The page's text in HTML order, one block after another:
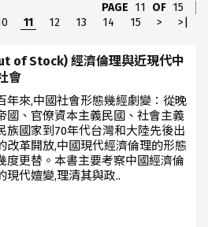
PAGE 11 OF 15
11 12 13 14 15 > >|
of Stock) 經濟倫理與近現代中
會
年來,中國社會形態幾經劇變：從晚
國、官僚資本主義民國、社會主義
族國家到70年代台灣和大陸先後出
改革開放,中國現代經濟倫理的形態
度更替。本書主要考察中國經濟倫
現代嬗變,理清其與政..